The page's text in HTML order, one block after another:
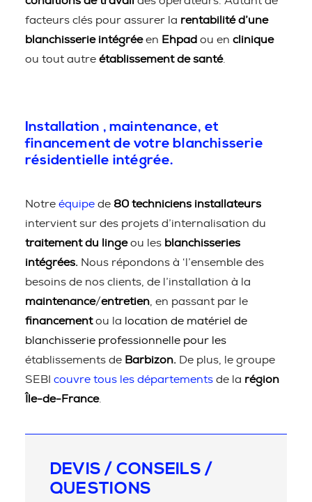
facteurs clés pour assurer la rentabilité d’une
blanchisserie intégréeen Ehpad ou en clinique
ou tout autre établissement de santé.
Installation , maintenance, et
financement de votre blanchisserie
résidentielle intégrée.
Notre équipe de 80 techniciens installateurs
intervient sur des projets d’internalisation du
traitement du lingeou les blanchisseries
intégrées. Nous répondons à ‘l’ensemble des
besoins de nos clients, de l’installation à la
maintenance/entretien , en passant par le
financementou la location de matériel de
blanchisserie professionnelle pour les
établissements de Barbizon. De plus, le groupe
SEBI couvre tous les départements de la région
Île-de-France.
DEVIS / CONSEILS /
QUESTIONS